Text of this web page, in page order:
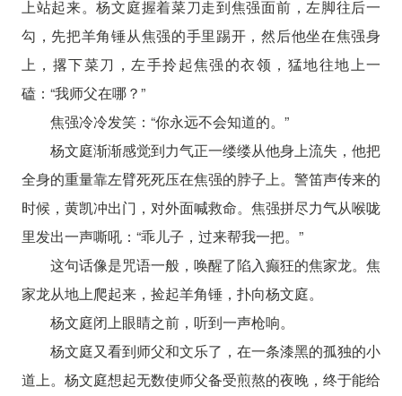
上站起来。杨文庭握着菜刀走到焦强面前，左脚往后一
勾，先把羊角锤从焦强的手里踢开，然后他坐在焦强身
上，撂下菜刀，左手拎起焦强的衣领，猛地往地上一
磕：“我师父在哪？”
焦强冷冷发笑：“你永远不会知道的。”
杨文庭渐渐感觉到力气正一缕缕从他身上流失，他把
全身的重量靠左臂死死压在焦强的脖子上。警笛声传来的
时候，黄凯冲出门，对外面喊救命。焦强拼尽力气从喉咙
里发出一声嘶吼：“乖儿子，过来帮我一把。”
这句话像是咒语一般，唤醒了陷入癫狂的焦家龙。焦
家龙从地上爬起来，捡起羊角锤，扑向杨文庭。
杨文庭闭上眼睛之前，听到一声枪响。
杨文庭又看到师父和文乐了，在一条漆黑的孤独的小
道上。杨文庭想起无数使师父备受煎熬的夜晚，终于能给